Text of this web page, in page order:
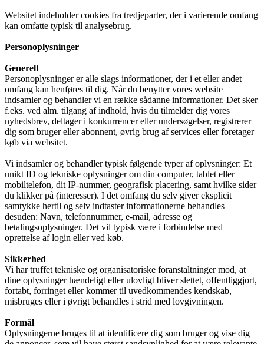
Websitet indeholder cookies fra tredjeparter, der i varierende omfang
kan omfatte typisk til analysebrug.
Personoplysninger
Generelt
Personoplysninger er alle slags informationer, der i et eller andet
omfang kan henføres til dig. Når du benytter vores website
indsamler og behandler vi en række sådanne informationer. Det sker
f.eks. ved alm. tilgang af indhold, hvis du tilmelder dig vores
nyhedsbrev, deltager i konkurrencer eller undersøgelser, registrerer
dig som bruger eller abonnent, øvrig brug af services eller foretager
køb via websitet.
Vi indsamler og behandler typisk følgende typer af oplysninger: Et
unikt ID og tekniske oplysninger om din computer, tablet eller
mobiltelefon, dit IP-nummer, geografisk placering, samt hvilke sider
du klikker på (interesser). I det omfang du selv giver eksplicit
samtykke hertil og selv indtaster informationerne behandles
desuden: Navn, telefonnummer, e-mail, adresse og
betalingsoplysninger. Det vil typisk være i forbindelse med
oprettelse af login eller ved køb.
Sikkerhed
Vi har truffet tekniske og organisatoriske foranstaltninger mod, at
dine oplysninger hændeligt eller ulovligt bliver slettet, offentliggjort,
fortabt, forringet eller kommer til uvedkommendes kendskab,
misbruges eller i øvrigt behandles i strid med lovgivningen.
Formål
Oplysningerne bruges til at identificere dig som bruger og vise dig